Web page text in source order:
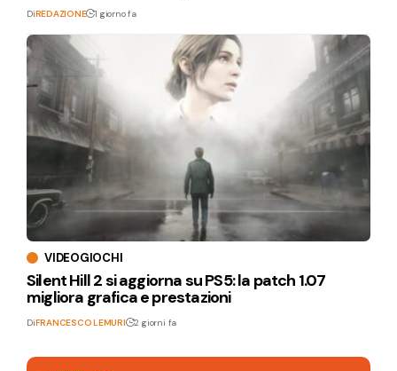
DiREDAZIONE 1 giorno fa
VIDEOGIOCHI
Silent Hill 2 si aggiorna su PS5: la patch 1.07
migliora grafica e prestazioni
DiFRANCESCO LEMURI 2 giorni fa